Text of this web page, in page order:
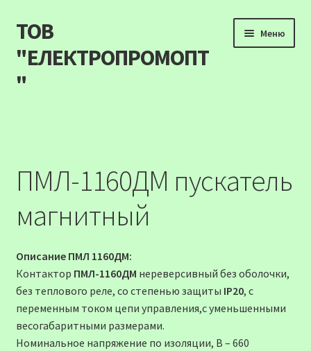
Перейти
до
навігації
Перейти
до
вмісту
ТОВ
"ЕЛЕКТРОПРОМОПТ
"
Меню
Прайс
Контакти
Про компанію
Карта сайту
ПМЛ-1160ДМ пускатель
магнитный
Описание ПМЛ 1160ДМ:
Контактор ПМЛ-1160ДМ нереверсивный без оболочки,
без теплового реле, со степенью защиты IP20, c
переменным током цепи управления,с уменьшенными
весогабаритными размерами.
Номинальное напряжение по изоляции, В – 660